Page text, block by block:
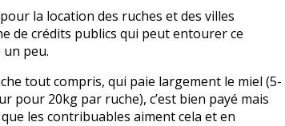
la location des ruches et des villes
de crédits publics qui peut entourer ce
peu.
tout compris, qui paie largement le miel (5-
pour 20kg par ruche), c’est bien payé mais
les contribuables aiment cela et en